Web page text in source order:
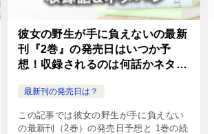
彼女の野生が手に負えないの最新
刊『2巻』の発売日はいつか予
想！収録されるのは何話かネタバ
最新刊の発売日は？
この記事では彼女の野生が手に負えない
の最新刊（2巻）の発売日予想と 1巻の続